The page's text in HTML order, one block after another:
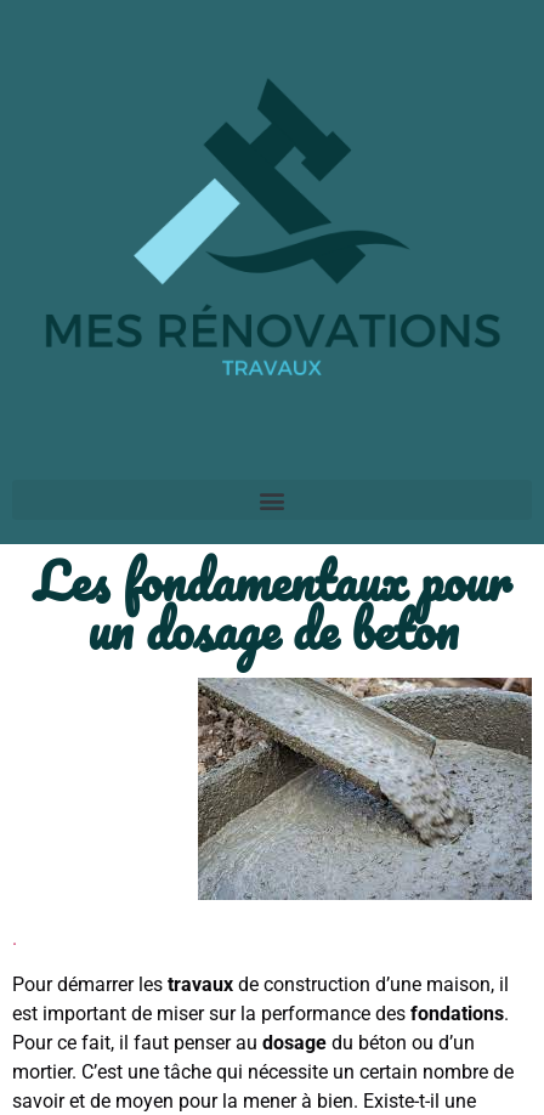
Les fondamentaux pour
un dosage de beton
.
Pour démarrer les travaux de construction d’une maison, il
est important de miser sur la performance des fondations.
Pour ce fait, il faut penser au dosage du béton ou d’un
mortier. C’est une tâche qui nécessite un certain nombre de
savoir et de moyen pour la mener à bien. Existe-t-il une